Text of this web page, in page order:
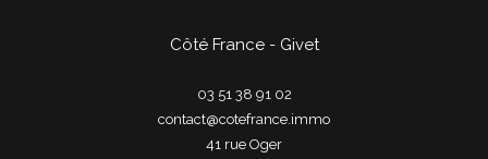
Côté France - Givet
03 51 38 91 02
contact@cotefrance.immo
41 rue Oger